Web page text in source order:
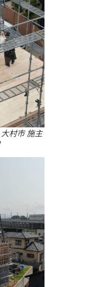
村市 施主